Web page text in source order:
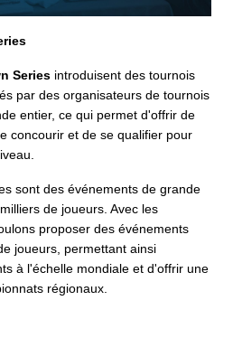
Series introduisent des tournois
par des organisateurs de tournois
entier, ce qui permet d'offrir de
concourir et de se qualifier pour
sont des événements de grande
de joueurs. Avec les
proposer des événements
joueurs, permettant ainsi
à l'échelle mondiale et d'offrir une
régionaux.